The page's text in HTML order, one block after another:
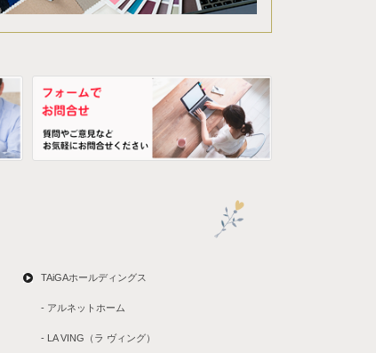
TAiGAホールディングス
- アルネットホーム
- LA VING（ラ ヴィング）